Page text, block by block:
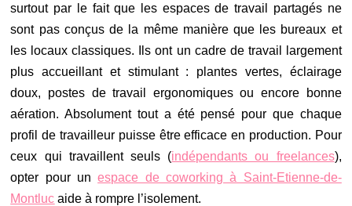
surtout par le fait que les espaces de travail partagés ne
sont pas conçus de la même manière que les bureaux et
les locaux classiques. Ils ont un cadre de travail largement
plus accueillant et stimulant : plantes vertes, éclairage
doux, postes de travail ergonomiques ou encore bonne
aération. Absolument tout a été pensé pour que chaque
profil de travailleur puisse être efficace en production. Pour
ceux qui travaillent seuls (indépendants ou freelances),
opter pour unespace de coworking à Saint-Etienne-de-
Montluc aide à rompre l’isolement.